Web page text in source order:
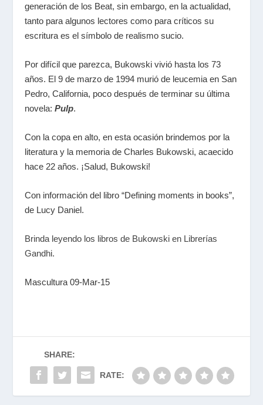
generación de los Beat, sin embargo, en la actualidad,
tanto para algunos lectores como para críticos su
escritura es el símbolo de realismo sucio.
Por difícil que parezca, Bukowski vivió hasta los 73
años. El 9 de marzo de 1994 murió de leucemia en San
Pedro, California, poco después de terminar su última
novela:Pulp.
Con la copa en alto, en esta ocasión brindemos por la
literatura y la memoria de Charles Bukowski, acaecido
hace 22 años. ¡Salud, Bukowski!
Con información del libro “Defining moments in books”,
de Lucy Daniel.
Brinda leyendo los libros de Bukowski en Librerías
Gandhi.
Mascultura 09-Mar-15
SHARE:
RATE: